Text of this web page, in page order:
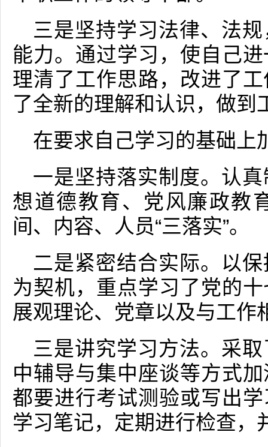
三是坚持学习法律、法
能力。通过学习，使自己
理清了工作思路，改进了
了全新的理解和认识，做到
在要求自己学习的基础上
一是坚持落实制度。认
想道德教育、党风廉政教
间、内容、人员“三落实”。
二是紧密结合实际。以
为契机，重点学习了党的
展观理论、党章以及与工作
三是讲究学习方法。采
中辅导与集中座谈等方式
都要进行考试测验或写出
学习笔记，定期进行检查，